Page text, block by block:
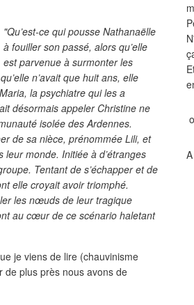
"Qu’est-ce qui pousse Nathanaëlle
à fouiller son passé, alors qu’elle
est parvenue à surmonter les
n’avait que huit ans, elle
la psychiatre qui les a
désormais appeler Christine ne
isolée des Ardennes.
de sa nièce, prénommée Lili, et
monde. Initiée à d’étranges
Tentant de s’échapper et de
elle croyait avoir triomphé.
les nœuds de leur tragique
au cœur de ce scénario haletant
je viens de lire (chauvinisme
de plus près nous avons de